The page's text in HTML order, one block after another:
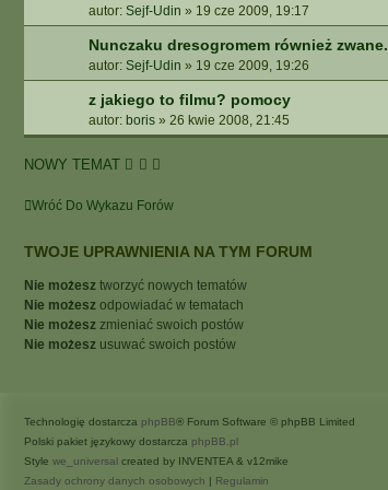
autor: Sejf-Udin » 19 cze 2009, 19:17
Nunczaku dresogromem również zwane.
autor: Sejf-Udin » 19 cze 2009, 19:26
z jakiego to filmu? pomocy
autor: boris » 26 kwie 2008, 21:45
NOWY TEMAT
Wróć Do Wykazu Forów
TWOJE UPRAWNIENIA NA TYM FORUM
Nie możesz tworzyć nowych tematów
Nie możesz odpowiadać w tematach
Nie możesz zmieniać swoich postów
Nie możesz usuwać swoich postów
Technologię dostarcza phpBB® Forum Software © phpBB Limited
Polski pakiet językowy dostarcza phpBB.pl
Style we_universal created by INVENTEA & v12mike
Zasady ochrony danych osobowych | Regulamin